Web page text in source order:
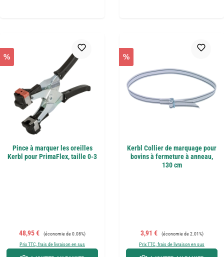
%
Pince à marquer les oreilles
Kerbl pour PrimaFlex, taille 0-3
Prix de vente :
48,95 € Prix régulier :
(économie de 0.08%)
Prix TTC, frais de livraison en sus
%
Kerbl Collier de marquage pour
bovins à fermeture à anneau,
130 cm
Prix de vente :
3,91 € Prix régulier :
(économie de 2.01%)
Prix TTC, frais de livraison en sus